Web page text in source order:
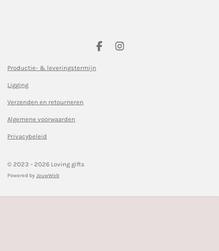
F
I
Productie- & leveringstermijn
Ligging
Verzenden en retourneren
Algemene voorwaarden
Privacybeleid
© 2023 - 2026 Loving gifts
Powered by JouwWeb